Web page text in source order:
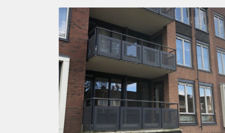
De woning is gelegen op de eerste verdieping en
badkamer met douche, wastafel en toilet,
open hoekkeuken. Vanuit de woonkamer toegang
De totale woonoppervlakte is ongeveer 90 m². De
bergruimte en parkeren is mogelijk in de
de lift. In het complex zijn twee algemene ruimtes
georganiseerd.
Het Getfert
De buurt “Het Getfert” ligt ten zuiden van het
van de wijk zijn in het verleden vervangen door
van alle voorzieningen die de binnenstad van